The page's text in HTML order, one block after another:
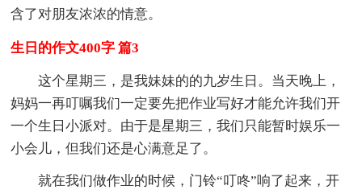
含了对朋友浓浓的情意。
生日的作文400字 篇3
这个星期三，是我妹妹的的九岁生日。当天晚上，
妈妈一再叮嘱我们一定要先把作业写好才能允许我们开
一个生日小派对。由于是星期三，我们只能暂时娱乐一
小会儿，但我们还是心满意足了。
就在我们做作业的时候，门铃“叮咚”响了起来，开